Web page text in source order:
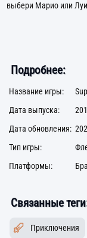
выбери Марио или
Подробнее:
Название игры:
Дата выпуска:
Дата обновления:
Тип игры:
Платформы:
Связанные
Приключения